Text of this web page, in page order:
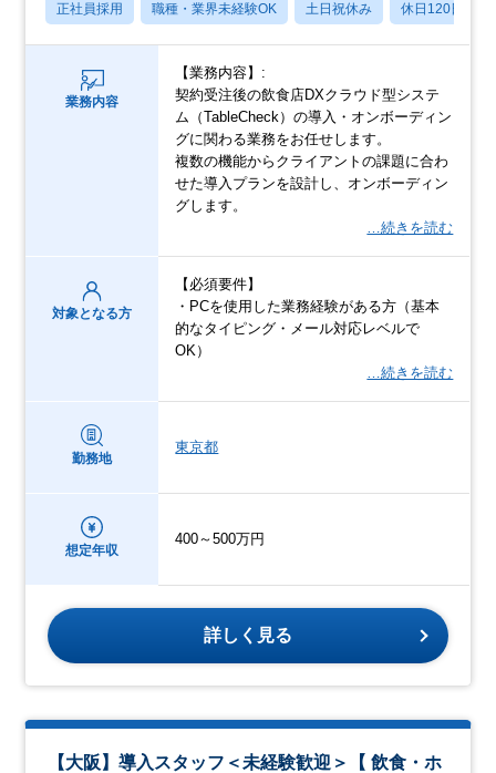
正社員採用 職種・業界未経験OK 土日祝休み 休日120日以上
業務内容
【業務内容】:
契約受注後の飲食店DXクラウド型システ
ム（TableCheck）の導入・オンボーディン
グに関わる業務をお任せします。
複数の機能からクライアントの課題に合わ
せた導入プランを設計し、オンボーディン
グします。
…続きを読む
対象となる方
【必須要件】
・PCを使用した業務経験がある方（基本
的なタイピング・メール対応レベルで
OK）
…続きを読む
勤務地
東京都
想定年収
400～500万円
詳しく見る
【大阪】導入スタッフ＜未経験歓迎＞【 飲食・ホ